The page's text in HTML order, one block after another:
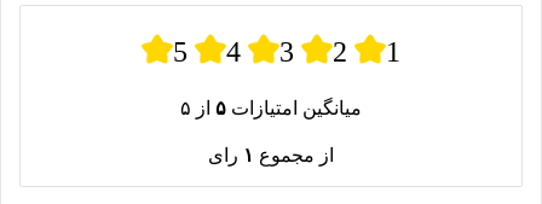
5 4 3 2 1
میانگین امتیازات ۵ از ۵
از مجموع ۱ رای